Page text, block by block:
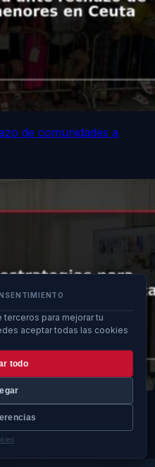
para mejorar tu
aceptar todas las cookies
todo
de comunidades a
seguridad y ayuda